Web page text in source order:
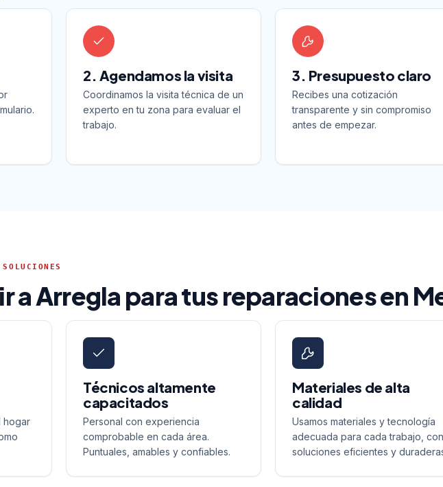
2. Agendamos la visita
Coordinamos la visita técnica de un
experto en tu zona para evaluar el
trabajo.
3. Presupuesto claro
Recibes una cotización
transparente y sin compromiso
antes de empezar.
a Arregla para tus reparaciones en
hogar
Técnicos altamente
capacitados
Personal con experiencia
comprobable en cada área.
Puntuales, amables y confiables.
Materiales de alta
calidad
Usamos materiales y tecnología
adecuada para cada trabajo, con
soluciones eficientes y